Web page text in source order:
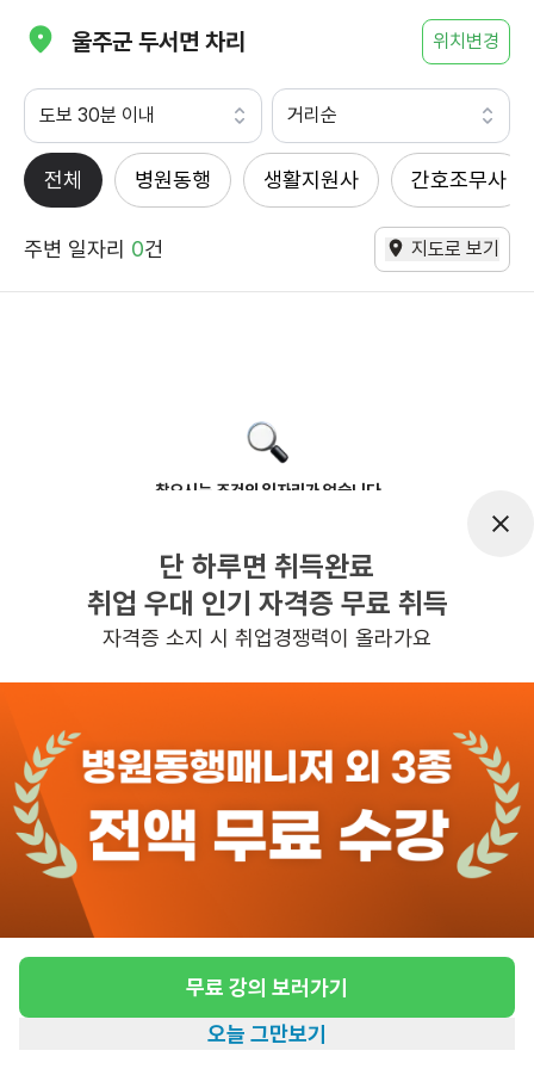
울주군 두서면 차리 위치변경
도보 30분 이내 거리순
전체 병원동행 생활지원사 간호조무사
주변 일자리 0건 지도로 보기
찾으시는 조건의 일자리가 없습니다
반경 3KM 이내의 일자리 확인하기
단 하루면 취득완료
취업 우대 인기 자격증 무료 취득
자격증 소지 시 취업경쟁력이 올라가요
무료 강의 보러가기
오늘 그만보기